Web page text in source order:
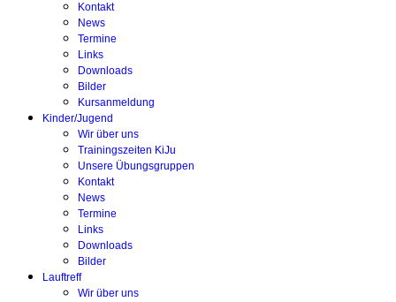
Kontakt
News
Termine
Links
Downloads
Bilder
Kursanmeldung
Kinder/Jugend
Wir über uns
Trainingszeiten KiJu
Unsere Übungsgruppen
Kontakt
News
Termine
Links
Downloads
Bilder
Lauftreff
Wir über uns